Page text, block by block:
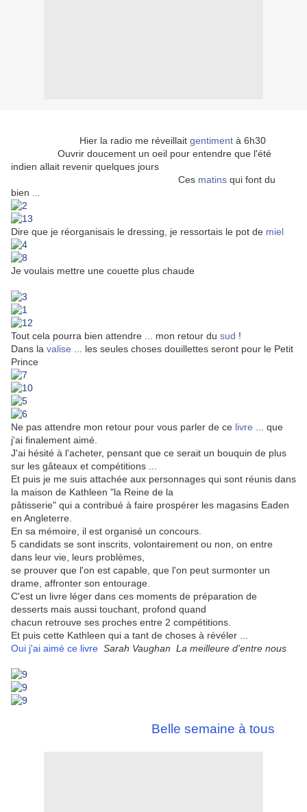
Hier la radio me réveillait gentiment à 6h30
Ouvrir doucement un oeil pour entendre que l'été
indien allait revenir quelques jours
Ces matins qui font du
bien
Dire que je réorganisais le dressing, je ressortais le pot de miel
Je voulais mettre une couette plus chaude
Tout cela pourra bien attendre ... mon retour du sud !
Dans la valise ... les seules choses douillettes seront pour le Petit
Prince
Ne pas attendre mon retour pour vous parler de ce livre ... que
j'ai finalement aimé.
J'ai hésité à l'acheter, pensant que ce serait un bouquin de plus
sur les gâteaux et compétitions ...
Et puis je me suis attachée aux personnages qui sont réunis dans
la maison de Kathleen "la Reine de la
pâtisserie" qui a contribué à faire prospérer les magasins Eaden
en Angleterre.
En sa mémoire, il est organisé un concours.
5 candidats se sont inscrits, volontairement ou non, on entre
dans leur vie, leurs problèmes,
se prouver que l'on est capable, que l'on peut surmonter un
drame, affronter son entourage.
C'est un livre léger dans ces moments de préparation de
desserts mais aussi touchant, profond quand
chacun retrouve ses proches entre 2 compétitions.
Et puis cette Kathleen qui a tant de choses à révéler ...
Oui j'ai aimé ce livre Sarah Vaughan La meilleure d'entre nous
Belle semaine à tous